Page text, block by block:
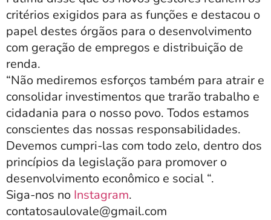
critérios exigidos para as funções e destacou o
papel destes órgãos para o desenvolvimento
com geração de empregos e distribuição de
renda.
“Não mediremos esforços também para atrair e
consolidar investimentos que trarão trabalho e
cidadania para o nosso povo. Todos estamos
conscientes das nossas responsabilidades.
Devemos cumpri-las com todo zelo, dentro dos
princípios da legislação para promover o
desenvolvimento econômico e social “.
Siga-nos no Instagram.
contatosaulovale@gmail.com